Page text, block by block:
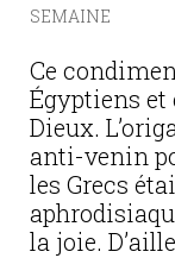
SEMAINE
Ce
Égyptiens et
Dieux.
anti-venin
les Grecs
la joie.